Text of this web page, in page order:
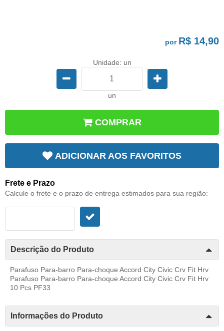
por R$ 14,90
Unidade: un
un
COMPRAR
ADICIONAR AOS FAVORITOS
Frete e Prazo
Calcule o frete e o prazo de entrega estimados para sua região:
Descrição do Produto
Parafuso Para-barro Para-choque Accord City Civic Crv Fit Hrv
Parafuso Para-barro Para-choque Accord City Civic Crv Fit Hrv
10 Pcs PF33
Informações do Produto